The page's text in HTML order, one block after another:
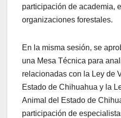
participación de academia,
organizaciones forestales.
En la misma sesión, se
una Mesa Técnica para
relacionadas con la Ley de
Estado de Chihuahua y la
Animal del Estado de
participación de